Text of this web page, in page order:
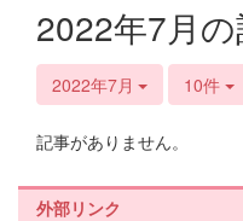
2022年7月
2022年7月 10件
記事がありません。
外部リンク